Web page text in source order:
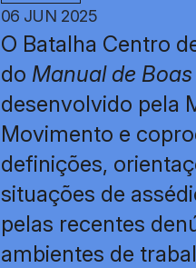
06 JUN 2025
O Batalha Centro
do Manual de
desenvolvido pela
Movimento e
definições,
situações de
pelas recentes
ambientes de